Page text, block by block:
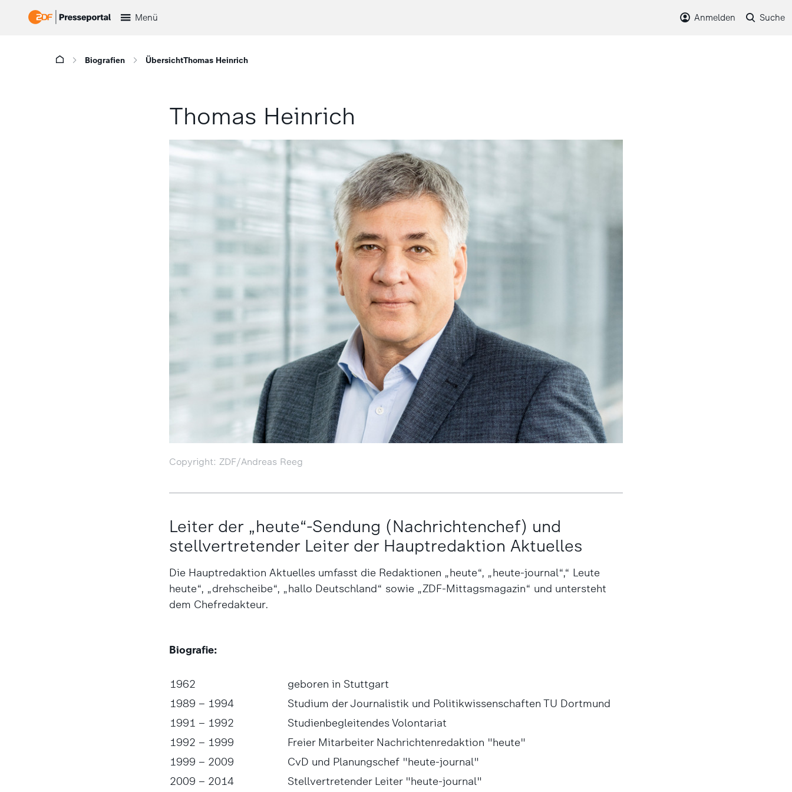
Menü Anmelden Suche
Biografien ÜbersichtThomas Heinrich
Thomas Heinrich
Copyright: ZDF/Andreas Reeg
Leiter der „heute“-Sendung (Nachrichtenchef) und
stellvertretender Leiter der Hauptredaktion Aktuelles
Die Hauptredaktion Aktuelles umfasst die Redak­tionen „heute“, „heute-jour­nal“,“ Leute
heute“, „drehscheibe“, „hallo Deutschland“ sowie „ZDF-Mittagsmagazin“ und untersteht
dem Chefredakteur.
Biografie:
1962
geboren in Stuttgart
1989 – 1994
Studium der Journalistik und Politikwissenschaften TU Dortmund
1991 – 1992
Studienbegleitendes Volontariat
1992 – 1999
Freier Mitarbeiter Nachrichtenredaktion "heute"
1999 – 2009
CvD und Planungschef "heute-journal"
2009 – 2014
Stellvertretender Leiter "heute-journal"